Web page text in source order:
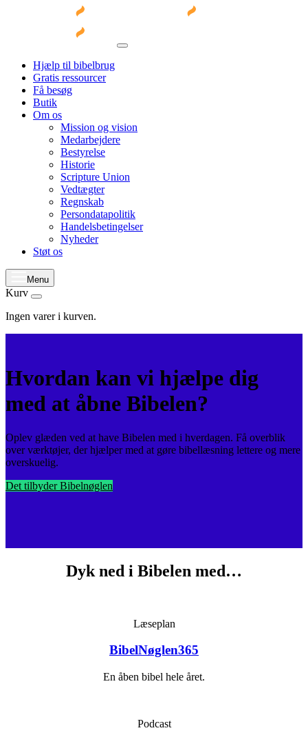
Hjælp til bibelbrug
Gratis ressourcer
Få besøg
Butik
Om os
Mission og vision
Medarbejdere
Bestyrelse
Historie
Scripture Union
Vedtægter
Regnskab
Persondatapolitik
Handelsbetingelser
Nyheder
Støt os
Menu
Kurv
Ingen varer i kurven.
Hvordan kan vi hjælpe dig
med at åbne Bibelen?
Oplev glæden ved at have Bibelen med i hverdagen. Få overblik
over værktøjer, der hjælper med at gøre bibellæsning lettere og mere
overskuelig.
Det tilbyder Bibelnøglen
Dyk ned i Bibelen med…
Læseplan
BibelNøglen365
En åben bibel hele året.
Podcast